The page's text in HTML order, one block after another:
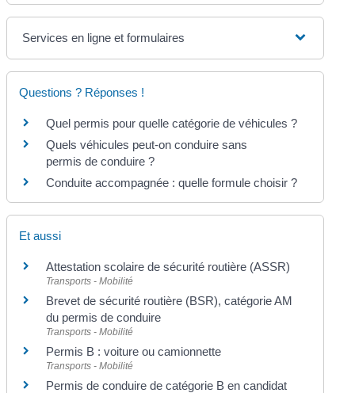
Services en ligne et formulaires
Questions ? Réponses !
Quel permis pour quelle catégorie de véhicules ?
Quels véhicules peut-on conduire sans
permis de conduire ?
Conduite accompagnée : quelle formule choisir ?
Et aussi
Attestation scolaire de sécurité routière (ASSR)
Transports - Mobilité
Brevet de sécurité routière (BSR), catégorie AM
du permis de conduire
Transports - Mobilité
Permis B : voiture ou camionnette
Transports - Mobilité
Permis de conduire de catégorie B en candidat